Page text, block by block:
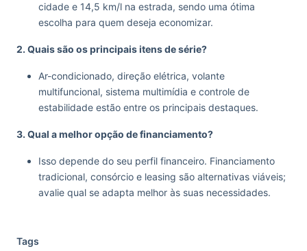
cidade e 14,5 km/l na estrada, sendo uma ótima
escolha para quem deseja economizar.
2. Quais são os principais itens de série?
Ar-condicionado, direção elétrica, volante
multifuncional, sistema multimídia e controle de
estabilidade estão entre os principais destaques.
3. Qual a melhor opção de financiamento?
Isso depende do seu perfil financeiro. Financiamento
tradicional, consórcio e leasing são alternativas viáveis;
avalie qual se adapta melhor às suas necessidades.
Tags